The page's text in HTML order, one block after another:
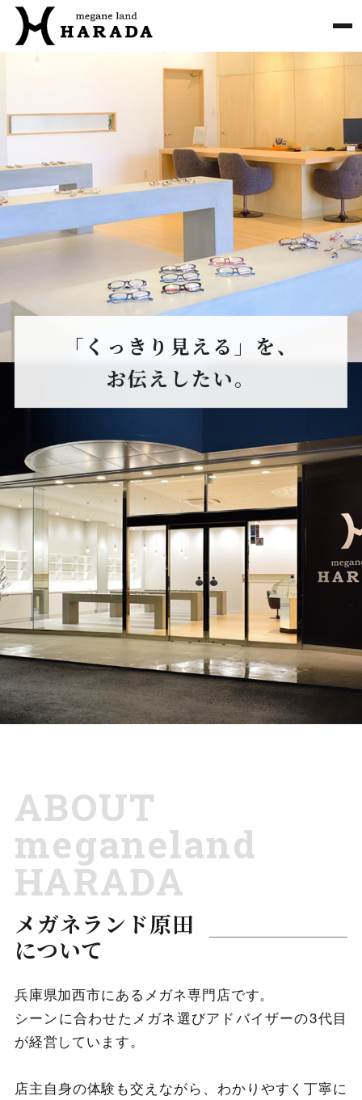
「くっきり見える」を、
お伝えしたい。
ABOUT
meganeland
HARADA
メガネランド原田
について
兵庫県加西市にあるメガネ専門店です。
シーンに合わせたメガネ選びアドバイザーの3代目
が経営しています。
店主自身の体験も交えながら、わかりやすく丁寧に